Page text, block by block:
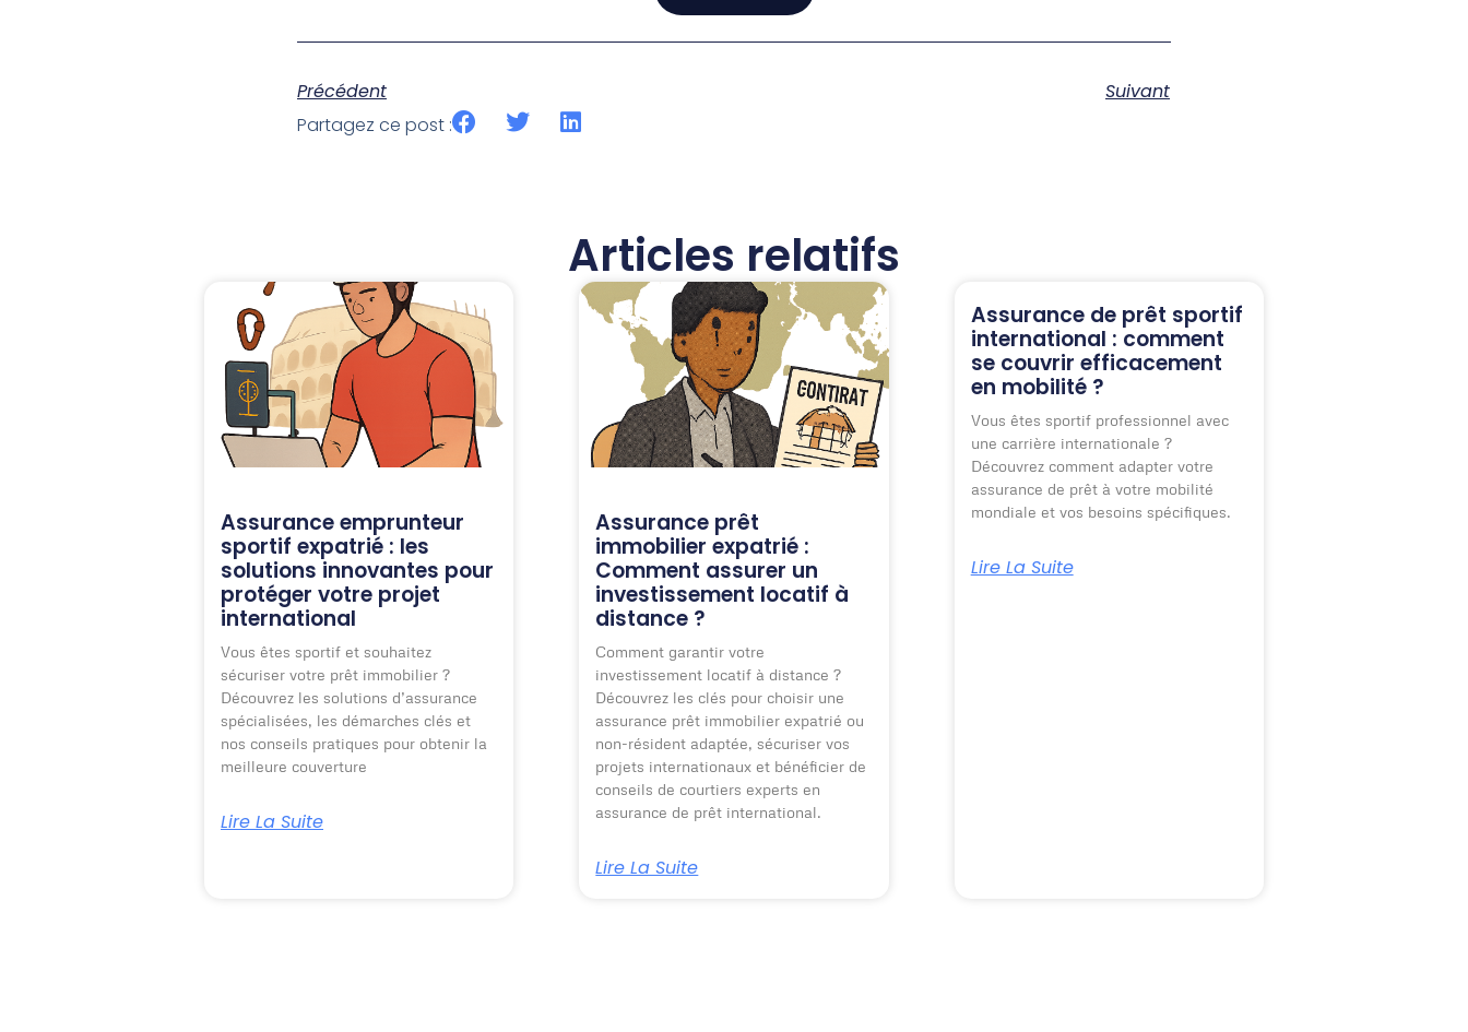
Précédent
Suivant
Partagez ce post :
Articles relatifs
Assurance emprunteur
sportif expatrié : les
solutions innovantes pour
protéger votre projet
international
Vous êtes sportif et souhaitez
sécuriser votre prêt immobilier ?
Découvrez les solutions d’assurance
spécialisées, les démarches clés et
nos conseils pratiques pour obtenir la
meilleure couverture
Lire La Suite
Assurance prêt
immobilier expatrié :
Comment assurer un
investissement locatif à
distance ?
Comment garantir votre
investissement locatif à distance ?
Découvrez les clés pour choisir une
assurance prêt immobilier expatrié ou
non-résident adaptée, sécuriser vos
projets internationaux et bénéficier de
conseils de courtiers experts en
assurance de prêt international.
Lire La Suite
Assurance de prêt sportif
international : comment
se couvrir efficacement
en mobilité ?
Vous êtes sportif professionnel avec
une carrière internationale ?
Découvrez comment adapter votre
assurance de prêt à votre mobilité
mondiale et vos besoins spécifiques.
Lire La Suite